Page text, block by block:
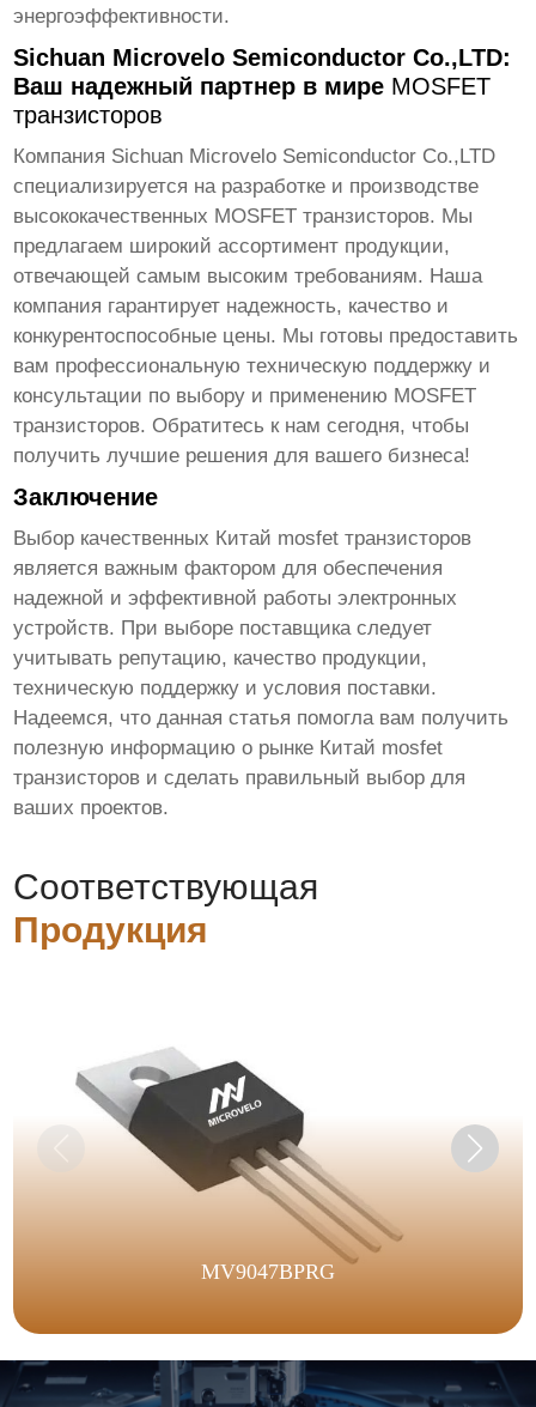
энергоэффективности.
Sichuan Microvelo Semiconductor Co.,LTD:
Ваш надежный партнер в мире MOSFET
транзисторов
Компания Sichuan Microvelo Semiconductor Co.,LTD
специализируется на разработке и производстве
высококачественных MOSFET транзисторов. Мы
предлагаем широкий ассортимент продукции,
отвечающей самым высоким требованиям. Наша
компания гарантирует надежность, качество и
конкурентоспособные цены. Мы готовы предоставить
вам профессиональную техническую поддержку и
консультации по выбору и применению MOSFET
транзисторов. Обратитесь к нам сегодня, чтобы
получить лучшие решения для вашего бизнеса!
Заключение
Выбор качественных Китай mosfet транзисторов
является важным фактором для обеспечения
надежной и эффективной работы электронных
устройств. При выборе поставщика следует
учитывать репутацию, качество продукции,
техническую поддержку и условия поставки.
Надеемся, что данная статья помогла вам получить
полезную информацию о рынке Китай mosfet
транзисторов и сделать правильный выбор для
ваших проектов.
Соответствующая
Продукция
MV9047BPRG